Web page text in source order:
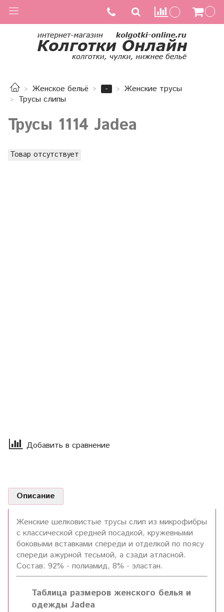
Женское бельё -
Женские трусы
Трусы слипы
Трусы 1114 Jadea
Товар отсутствует
Добавить в сравнение
Описание
Женские шелковистые трусы слип из микрофибры
с классической средней посадкой, кружевными
боковыми вставками спереди и отделкой по поясу
спереди ажурной тесьмой, а сзади атласной.
Состав: 92% - полиамид, 8% - эластан.
Таблица размеров женского белья и
одежды Jadea